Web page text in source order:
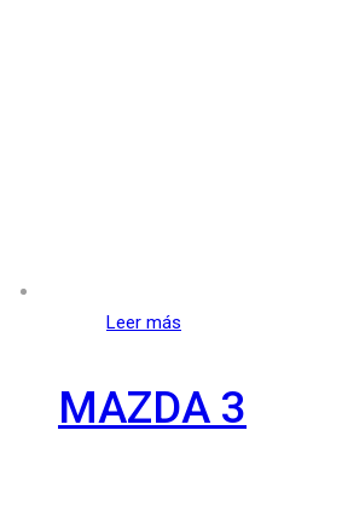
Leer más
MAZDA 3